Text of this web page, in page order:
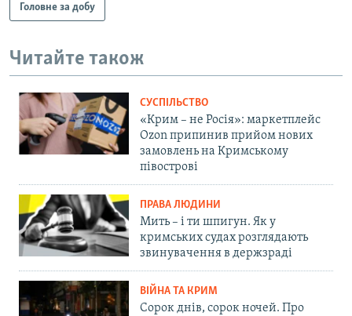
Головне за добу
Читайте також
СУСПІЛЬСТВО
«Крим – не Росія»: маркетплейс
Ozon припинив прийом нових
замовлень на Кримському
півострові
ПРАВА ЛЮДИНИ
Мить – і ти шпигун. Як у
кримських судах розглядають
звинувачення в держзраді
ВІЙНА ТА КРИМ
Сорок днів, сорок ночей. Про